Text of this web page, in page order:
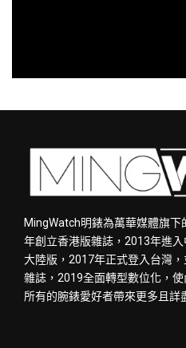
MingWatch明錶為萬華媒體旗
年創立香港版雜誌，2013年進入
大陸版，2017年正式登入台灣
雜誌，2019全面轉型數位化，
所有的腕錶愛好者帶來更多且詳